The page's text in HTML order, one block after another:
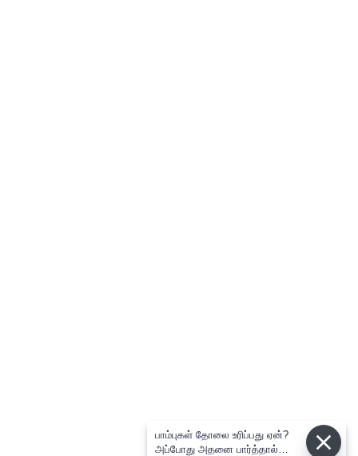
பாம்புகள் தோலை உரிப்பது ஏன்?
அப்போது அதனை பார்த்தால்